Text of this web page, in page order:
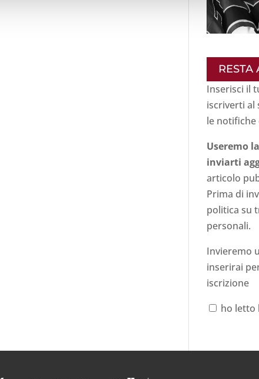
RESTA
Inserisci il
iscriverti al
le notifiche
Useremo
inviarti
articolo
Prima di
politica su
personali.
Invieremo
inserirai
iscrizione
ho letto